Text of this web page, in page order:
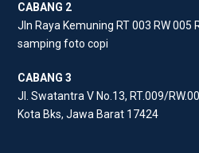
CABANG 2
Jln Raya Kemuning RT 003 RW 005
samping foto copi
CABANG 3
Jl. Swatantra V No.13, RT.009/
Kota Bks, Jawa Barat 17424